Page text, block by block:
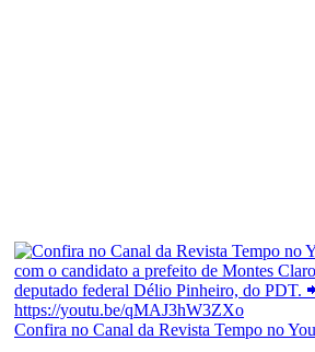
Confira no Canal da Revista Tempo no